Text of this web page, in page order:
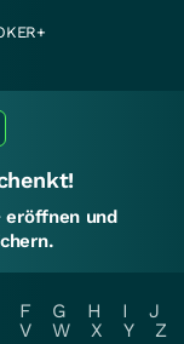
eröffnen und
F G H I
J
V W X Y
Z